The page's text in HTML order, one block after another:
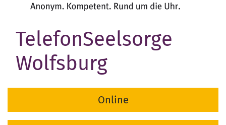
TelefonSeelsorge
Wolfsburg
Online